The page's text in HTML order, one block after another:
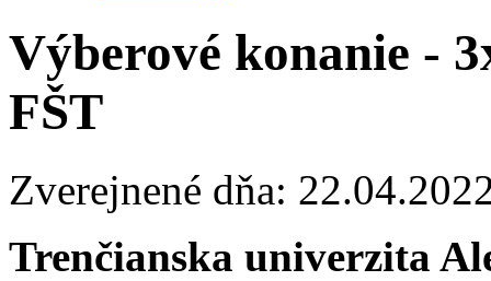
Výberové konanie -
FŠT
Zverejnené dňa:
Trenčianska univerzita